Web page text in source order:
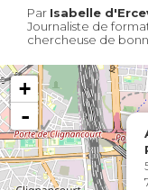
Par Isabelle
Journaliste de
chercheuse de
+
-